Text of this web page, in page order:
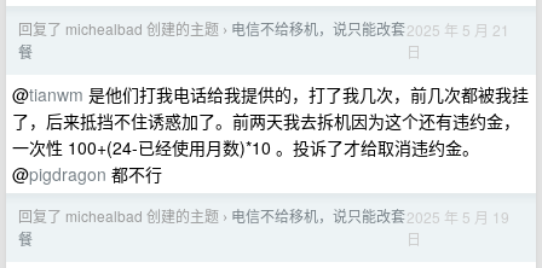
回复了 michealbad 创建的主题 › 电信不给移机，说只能改套
餐
2025 年 5 月 21
日
@tianwm 是他们打我电话给我提供的，打了我几次，前几次都被我挂
了，后来抵挡不住诱惑加了。前两天我去拆机因为这个还有违约金，
一次性 100+(24-已经使用月数)*10 。投诉了才给取消违约金。
@pigdragon 都不行
回复了 michealbad 创建的主题 › 电信不给移机，说只能改套
餐
2025 年 5 月 19
日